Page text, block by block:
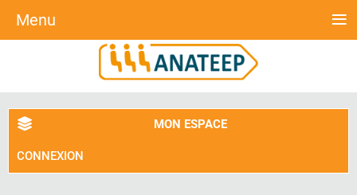
MON ESPACE
CONNEXION
Menu ≡